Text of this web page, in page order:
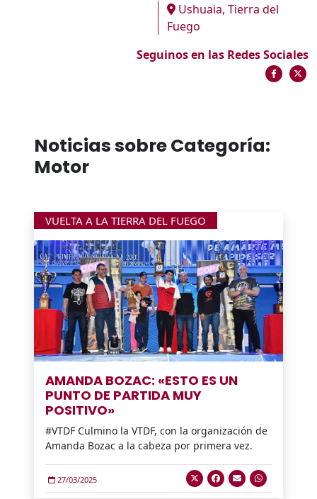
Ushuaia, Tierra del
Fuego
Seguinos en las Redes Sociales
Noticias sobre Categoría:
Motor
VUELTA A LA TIERRA DEL FUEGO
AMANDA BOZAC: «ESTO ES UN
PUNTO DE PARTIDA MUY
POSITIVO»
#VTDF Culmino la VTDF, con la organización de
Amanda Bozac a la cabeza por primera vez.
27/03/2025